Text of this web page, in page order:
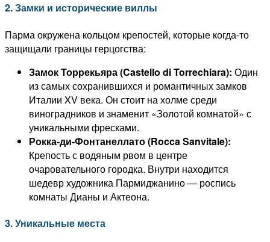
2. Замки и исторические виллы
Парма окружена кольцом крепостей, которые когда-то
защищали границы герцогства:
Замок Торрекьяра (Castello di Torrechiara): Один
из самых сохранившихся и романтичных замков
Италии XV века. Он стоит на холме среди
виноградников и знаменит «Золотой комнатой» с
уникальными фресками.
Рокка-ди-Фонтанеллато (Rocca Sanvitale):
Крепость с водяным рвом в центре
очаровательного городка. Внутри находится
шедевр художника Пармиджанино — роспись
комнаты Дианы и Актеона.
3. Уникальные места